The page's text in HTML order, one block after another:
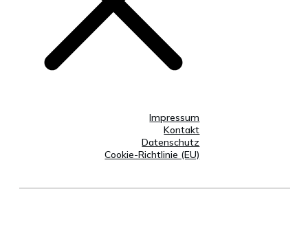
Impressum
Kontakt
Datenschutz
Cookie-Richtlinie (EU)